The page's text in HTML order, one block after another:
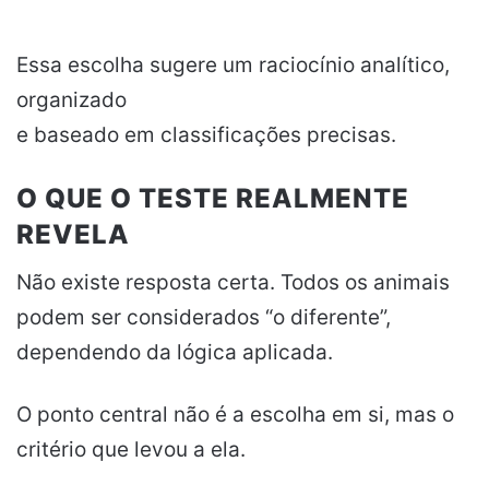
Essa escolha sugere um raciocínio analítico,
organizado
e baseado em classificações precisas.
O QUE O TESTE REALMENTE
REVELA
Não existe resposta certa. Todos os animais
podem ser considerados “o diferente”,
dependendo da lógica aplicada.
O ponto central não é a escolha em si, mas o
critério que levou a ela.